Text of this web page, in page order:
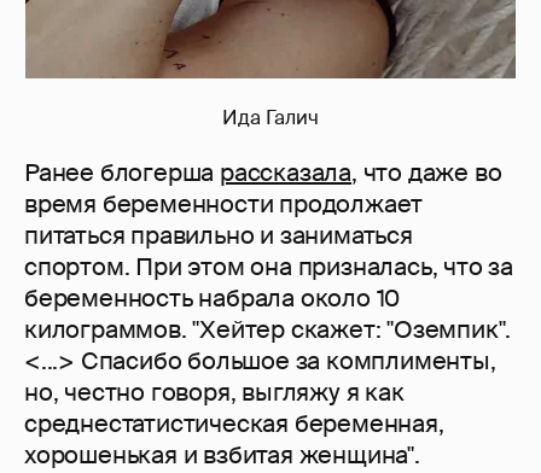
Ида Галич
Ранее блогерша рассказала, что даже во
время беременности продолжает
питаться правильно и заниматься
спортом. При этом она призналась, что за
беременность набрала около 10
килограммов. "Хейтер скажет: "Оземпик".
<...> Спасибо большое за комплименты,
но, честно говоря, выгляжу я как
среднестатистическая беременная,
хорошенькая и взбитая женщина".